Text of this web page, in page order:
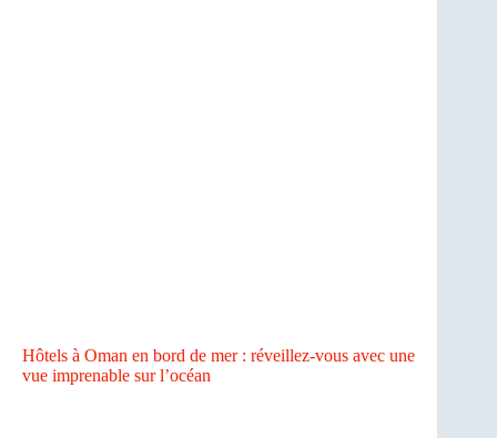
Hôtels à Oman en bord de mer : réveillez-vous avec une
vue imprenable sur l’océan